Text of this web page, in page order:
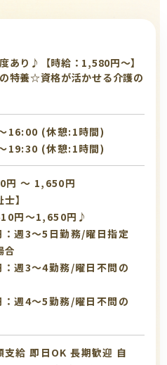
あり♪【時給：1,580円～】
特養☆資格が活かせる介護の
16:00 (休憩:1時間)
19:30 (休憩:1時間)
円 〜 1,650円
福祉士】
円～1,650円♪
週3～5日勤務/曜日指定
合
週3～4勤務/曜日不問の
週4～5勤務/曜日不問の
支給 即日OK 長期歓迎 自